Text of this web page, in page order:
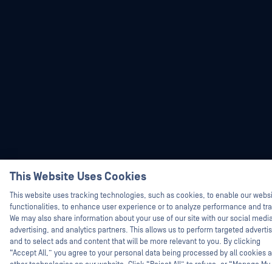
This Website Uses Cookies
This website uses tracking technologies, such as cookies, to enable our
functionalities, to enhance user experience or to analyze performance and
We may also share information about your use of our site with our social
advertising, and analytics partners. This allows us to perform targeted
and to select ads and content that will be more relevant to you. By clicking
“Accept All,” you agree to your personal data being processed by all cookies
Hey there!
I'm Ozzy, your OPSWAT virtual assistant.
How can I help you secure what's critical
today?